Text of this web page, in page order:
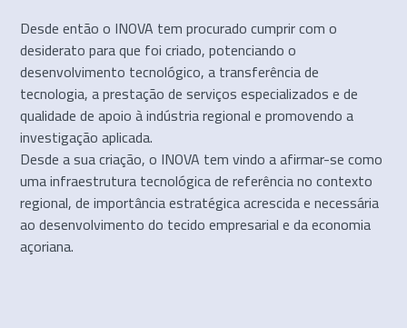
Desde então o INOVA tem procurado cumprir com o
desiderato para que foi criado, potenciando o
desenvolvimento tecnológico, a transferência de
tecnologia, a prestação de serviços especializados e de
qualidade de apoio à indústria regional e promovendo a
investigação aplicada.
Desde a sua criação, o INOVA tem vindo a afirmar-se como
uma infraestrutura tecnológica de referência no contexto
regional, de importância estratégica acrescida e necessária
ao desenvolvimento do tecido empresarial e da economia
açoriana.